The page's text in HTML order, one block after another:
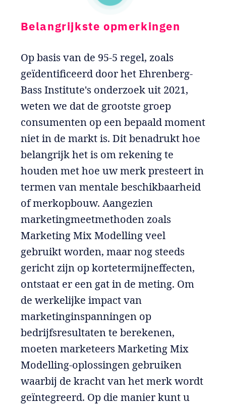
Belangrijkste opmerkingen
Op basis van de 95-5 regel, zoals
geïdentificeerd door het Ehrenberg-
Bass Institute's onderzoek uit 2021,
weten we dat de grootste groep
consumenten op een bepaald moment
niet in de markt is. Dit benadrukt hoe
belangrijk het is om rekening te
houden met hoe uw merk presteert in
termen van mentale beschikbaarheid
of merkopbouw. Aangezien
marketingmeetmethoden zoals
Marketing Mix Modelling veel
gebruikt worden, maar nog steeds
gericht zijn op kortetermijneffecten,
ontstaat er een gat in de meting. Om
de werkelijke impact van
marketinginspanningen op
bedrijfsresultaten te berekenen,
moeten marketeers Marketing Mix
Modelling-oplossingen gebruiken
waarbij de kracht van het merk wordt
geïntegreerd. Op die manier kunt u